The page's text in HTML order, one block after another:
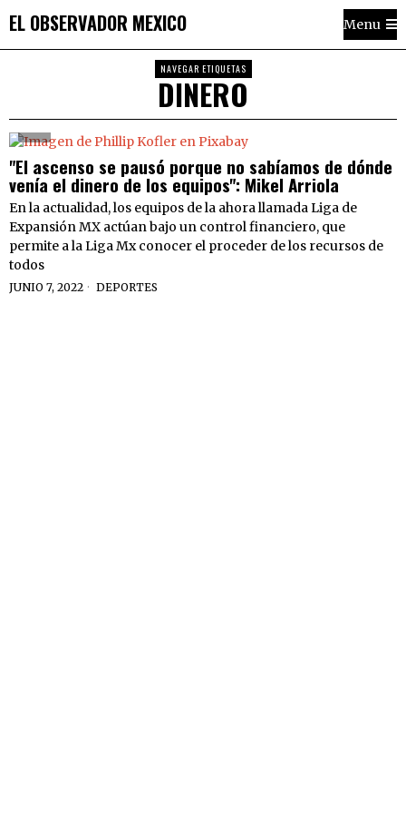
EL OBSERVADOR MEXICO Menu
NAVEGAR ETIQUETAS
DINERO
"El ascenso se pausó porque no sabíamos de dónde
venía el dinero de los equipos": Mikel Arriola
En la actualidad, los equipos de la ahora llamada Liga de
Expansión MX actúan bajo un control financiero, que
permite a la Liga Mx conocer el proceder de los recursos de
todos
JUNIO 7, 2022 DEPORTES